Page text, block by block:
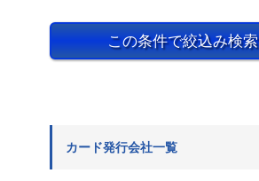
この条件で絞込み検索
カード発行会社一覧